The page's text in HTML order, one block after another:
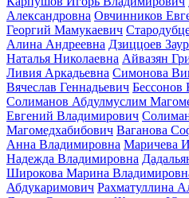
Александровна Овчинников
Георгий Мамукаевич
Алина Андреевна Дзиццоев
Наталья Николаевна Айвазян
Ливия Аркадьевна Симонова
Вячеслав Геннадьевич Бессонов
Солиманов Абдулмуслим
Евгений Владимирович
Магомедхабибович Ваганова
Анна Владимировна Маричева
Надежда Владимировна
Широкова Марина
Абдукаримович Рахматуллина